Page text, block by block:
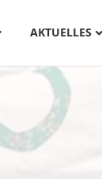
AKTUELLES